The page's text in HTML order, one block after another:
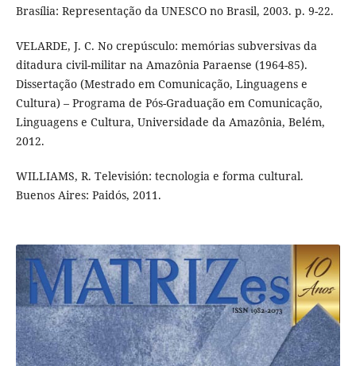
Brasília: Representação da UNESCO no Brasil, 2003. p. 9-22.
VELARDE, J. C. No crepúsculo: memórias subversivas da
ditadura civil-militar na Amazônia Paraense (1964-85).
Dissertação (Mestrado em Comunicação, Linguagens e
Cultura) – Programa de Pós-Graduação em Comunicação,
Linguagens e Cultura, Universidade da Amazônia, Belém,
2012.
WILLIAMS, R. Televisión: tecnologia e forma cultural.
Buenos Aires: Paidós, 2011.